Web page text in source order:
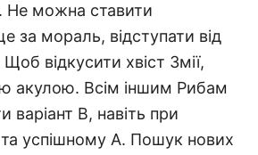
Не можна ставити
за мораль, відступати від
Щоб відкусити хвіст Змії,
акулою. Всім іншим Рибам
варіант В, навіть при
успішному А. Пошук нових